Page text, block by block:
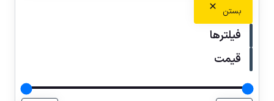
بستن
فیلترها
قیمت